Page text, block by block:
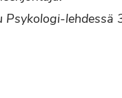
Psykologi-lehdessä